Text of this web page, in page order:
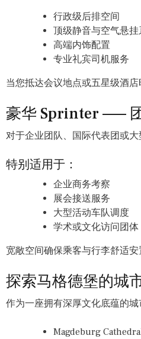
行政级后排空间
顶级静音与空气悬挂
高端内饰配置
专业礼宾司机服务
当您抵达会议地点或五星级酒
豪华 Sprinter ——
对于企业团队、国际代表团或
特别适用于：
企业商务考察
展会接送服务
大型活动车队调度
学术或文化访问团体
宽敞空间确保乘客与行李舒适
探索马格德堡的城
作为一座拥有深厚文化底蕴的
Magdeburg